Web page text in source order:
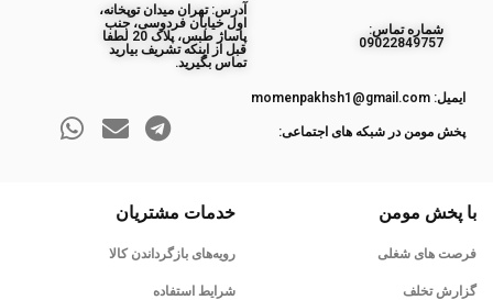
ﺷﻤﺎره ﺗﻤﺎس:
09022849757
آدرس: تهران میدان توپخانه،
اول خیابان فردوسی، جنب
پاساژ طبس، پلاک 20 لطفا
قبل از اینکه تشریف بیارید
تماس بگیرید.
ایمیل: momenpakhsh1@gmail.com
پخش مومن در شبکه های اجتماعی:
با پخش مومن
فرصت های شغلی
گزارش تخلف
خدمات مشتریان
رویه‌های بازگرداندن کالا
شرایط استفاده